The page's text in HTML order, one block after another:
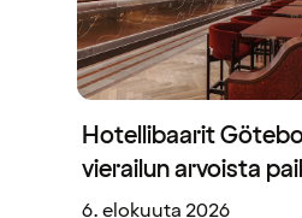
Hotellibaarit
vierailun arvoista
6. elokuuta 2026